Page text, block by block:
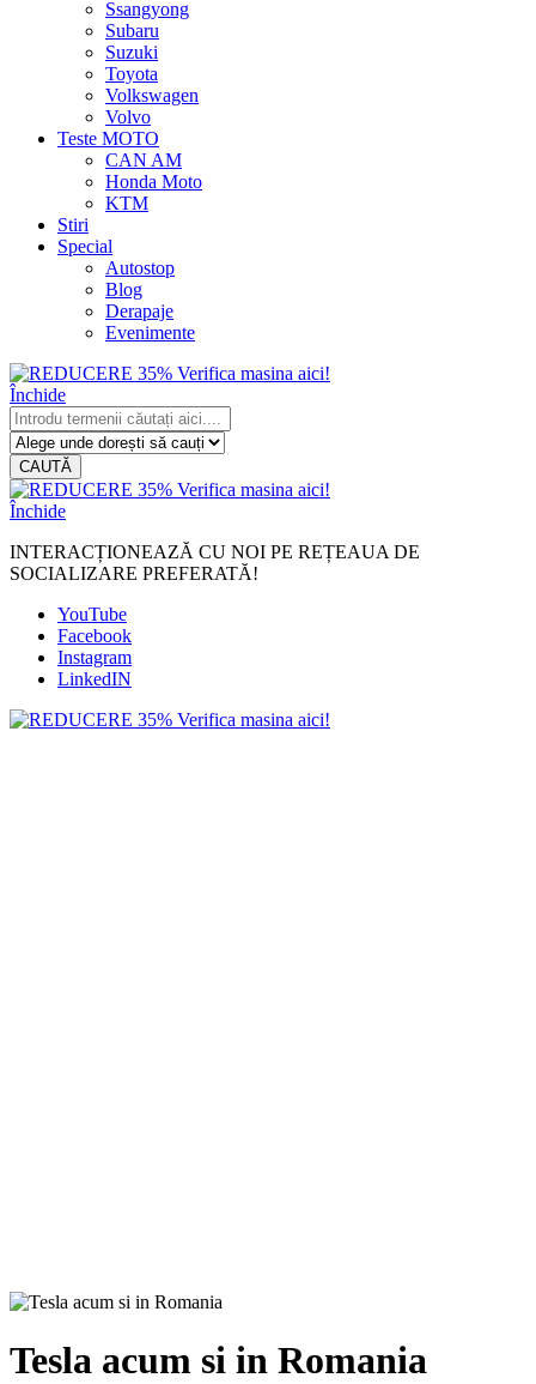
Ssangyong
Subaru
Suzuki
Toyota
Volkswagen
Volvo
Teste MOTO
CAN AM
Honda Moto
KTM
Stiri
Special
Autostop
Blog
Derapaje
Evenimente
Închide
CAUTĂ
Închide
INTERACȚIONEAZĂ CU NOI PE REȚEAUA DE
SOCIALIZARE PREFERATĂ!
YouTube
Facebook
Instagram
LinkedIN
Tesla acum si in Romania